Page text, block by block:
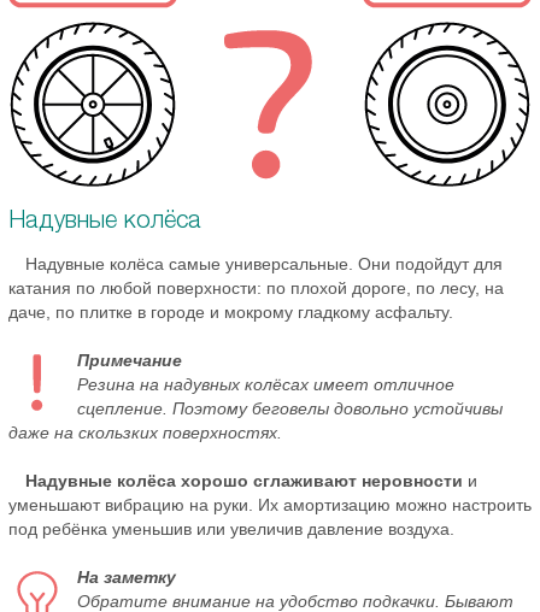
Надувные колёса
Надувные колёса самые универсальные. Они подойдут для
катания по любой поверхности: по плохой дороге, по лесу, на
даче, по плитке в городе и мокрому гладкому асфальту.
Примечание
Резина на надувных колёсах имеет отличное
сцепление. Поэтому беговелы довольно устойчивы
даже на скользких поверхностях.
Надувные колёса хорошо сглаживают неровности и
уменьшают вибрацию на руки. Их амортизацию можно настроить
под ребёнка уменьшив или увеличив давление воздуха.
На заметку
Обратите внимание на удобство подкачки. Бывают